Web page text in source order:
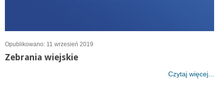
Opublikowano: 11 wrzesień 2019
Zebrania wiejskie
Czytaj więcej...